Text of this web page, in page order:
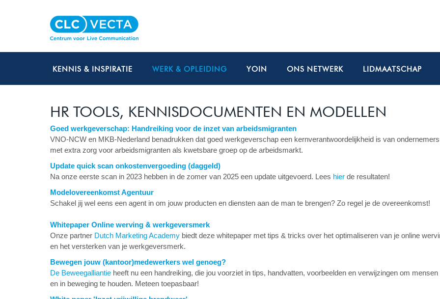
KENNIS & INSPIRATIE WERK & OPLEIDING YOIN ONS NETWERK LIDMAATSCHAP
HR TOOLS, KENNISDOCUMENTEN EN MODELLEN
Goed werkgeverschap: Handreiking voor de inzet van arbeidsmigranten
VNO-NCW en MKB-Nederland benadrukken dat goed werkgeverschap een kernverantwoordelijkheid is van
met extra zorg voor arbeidsmigranten als kwetsbare groep op de arbeidsmarkt.
Update quick scan onkostenvergoeding (daggeld)
Na onze eerste scan in 2023 hebben in de zomer van 2025 een update uitgevoerd. Lees hier de resultaten!
Modelovereenkomst Agentuur
Schakel jij wel eens een agent in om jouw producten en diensten aan de man te brengen? Zo regel je de overeenkomst!
Whitepaper Online werving & werkgeversmerk
Onze partner Dutch Marketing Academy biedt deze whitepaper met tips & tricks over het optimaliseren van je online
en het versterken van je werkgeversmerk.
Bewegen jouw (kantoor)medewerkers wel genoeg?
De Beweegalliantie heeft nu een handreiking, die jou voorziet in tips, handvatten, voorbeelden en verwijzingen om mensen
en in beweging te houden. Meteen toepasbaar!